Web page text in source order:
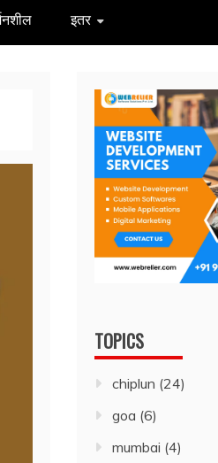
इतर
TOPICS
chiplun (24)
goa (6)
mumbai (4)